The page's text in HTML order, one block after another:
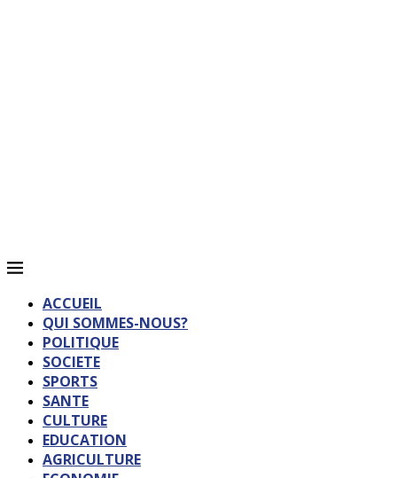
ACCUEIL
QUI SOMMES-NOUS?
POLITIQUE
SOCIETE
SPORTS
SANTE
CULTURE
EDUCATION
AGRICULTURE